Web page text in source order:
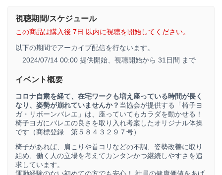
視聴期間/スケジュール
この商品は購入後 7日 以内に視聴を開始してください。
以下の期間でアーカイブ配信を行ないます。
2024/07/14 00:00 提供開始、 視聴開始から 31日間 まで
イベント概要
コロナ自粛を経て、在宅ワークも増え座っている時間が長く
なり、姿勢が崩れていませんか？ 当協会が提供する「椅子ヨ
ガ・リボーンバレエ」は、座っていてもカラダを動かせる！
椅子ヨガにバレエの良さを取り入れ考案したオリジナル体操
です（商標登録 第５８４３２９７号）
椅子があれば、肩こりや首コリなどの不調、姿勢改善に取り
組め、働く人の立場を考えてカンタンかつ継続しやすさを追
求しています。